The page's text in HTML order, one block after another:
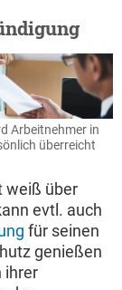
Arbeitnehmer in
überreicht
weiß über
evtl. auch
für seinen
genießen
ihrer